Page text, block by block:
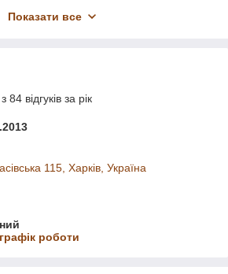
Показати все
відгуків за рік
115, Харків, Україна
роботи